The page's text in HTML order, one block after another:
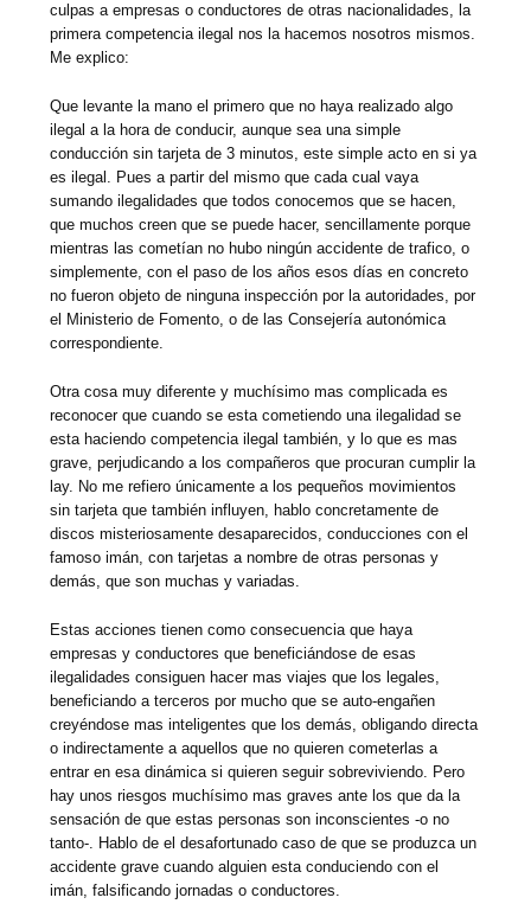
culpas a empresas o conductores de otras nacionalidades, la
primera competencia ilegal nos la hacemos nosotros mismos.
Me explico:
Que levante la mano el primero que no haya realizado algo
ilegal a la hora de conducir, aunque sea una simple
conducción sin tarjeta de 3 minutos, este simple acto en si ya
es ilegal. Pues a partir del mismo que cada cual vaya
sumando ilegalidades que todos conocemos que se hacen,
que muchos creen que se puede hacer, sencillamente porque
mientras las cometían no hubo ningún accidente de trafico, o
simplemente, con el paso de los años esos días en concreto
no fueron objeto de ninguna inspección por la autoridades, por
el Ministerio de Fomento, o de las Consejería autonómica
correspondiente.
Otra cosa muy diferente y muchísimo mas complicada es
reconocer que cuando se esta cometiendo una ilegalidad se
esta haciendo competencia ilegal también, y lo que es mas
grave, perjudicando a los compañeros que procuran cumplir la
lay. No me refiero únicamente a los pequeños movimientos
sin tarjeta que también influyen, hablo concretamente de
discos misteriosamente desaparecidos, conducciones con el
famoso imán, con tarjetas a nombre de otras personas y
demás, que son muchas y variadas.
Estas acciones tienen como consecuencia que haya
empresas y conductores que beneficiándose de esas
ilegalidades consiguen hacer mas viajes que los legales,
beneficiando a terceros por mucho que se auto-engañen
creyéndose mas inteligentes que los demás, obligando directa
o indirectamente a aquellos que no quieren cometerlas a
entrar en esa dinámica si quieren seguir sobreviviendo. Pero
hay unos riesgos muchísimo mas graves ante los que da la
sensación de que estas personas son inconscientes -o no
tanto-. Hablo de el desafortunado caso de que se produzca un
accidente grave cuando alguien esta conduciendo con el
imán, falsificando jornadas o conductores.